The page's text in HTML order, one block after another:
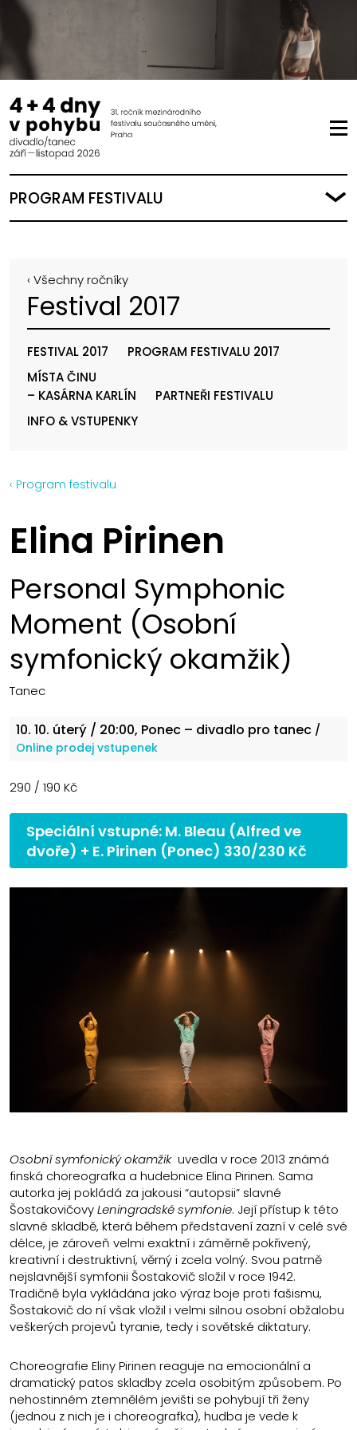
PROGRAM FESTIVALU
‹ Všechny ročníky
Festival 2017
FESTIVAL 2017
PROGRAM FESTIVALU 2017
MÍSTA ČINU
– KASÁRNA KARLÍN
PARTNEŘI FESTIVALU
INFO & VSTUPENKY
‹ Program festivalu
Elina Pirinen
Personal Symphonic
Moment (Osobní
symfonický okamžik)
Tanec
10. 10. úterý / 20:00, Ponec – divadlo pro tanec /
Online prodej vstupenek
290 / 190 Kč
Speciální vstupné: M. Bleau (Alfred ve
dvoře) + E. Pirinen (Ponec) 330/230 Kč
Osobní symfonický okamžik uvedla v roce 2013 známá
finská choreografka a hudebnice Elina Pirinen. Sama
autorka jej pokládá za jakousi “autopsii” slavné
ŠostakovičovyLeningradské symfonie. Její přístup k této
slavné skladbě, která během představení zazní v celé své
délce, je zároveň velmi exaktní i záměrně pokřivený,
kreativní i destruktivní, věrný i zcela volný. Svou patrně
nejslavnější symfonii Šostakovič složil v roce 1942.
Tradičně byla vykládána jako výraz boje proti fašismu,
Šostakovič do ní však vložil i velmi silnou osobní obžalobu
veškerých projevů tyranie, tedy i sovětské diktatury.
Choreografie Eliny Pirinen reaguje na emocionální a
dramatický patos skladby zcela osobitým způsobem. Po
nehostinném ztemnělém jevišti se pohybují tři ženy
(jednou z nich je i choreografka), hudba je vede k